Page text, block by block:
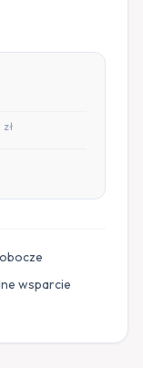
wsparcie